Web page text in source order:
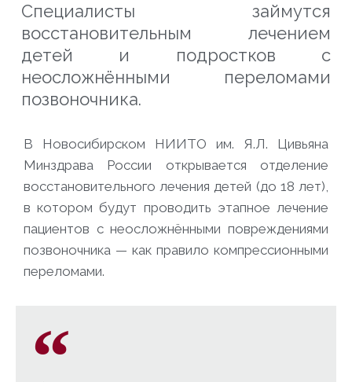
Специалисты займутся
восстановительным лечением
детей и подростков с
неосложнёнными переломами
позвоночника.
В Новосибирском НИИТО им. Я.Л. Цивьяна
Минздрава России открывается отделение
восстановительного лечения детей (до 18 лет),
в котором будут проводить этапное лечение
пациентов с неосложнёнными повреждениями
позвоночника — как правило компрессионными
переломами.